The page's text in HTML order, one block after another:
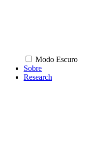
Modo Escuro
Sobre
Research